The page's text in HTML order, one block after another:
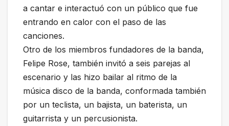
a cantar e interactuó con un público que fue
entrando en calor con el paso de las
canciones.
Otro de los miembros fundadores de la banda,
Felipe Rose, también invitó a seis parejas al
escenario y las hizo bailar al ritmo de la
música disco de la banda, conformada también
por un teclista, un bajista, un baterista, un
guitarrista y un percusionista.